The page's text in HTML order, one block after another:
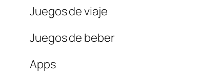
Juegos de viaje
Juegos de beber
Apps